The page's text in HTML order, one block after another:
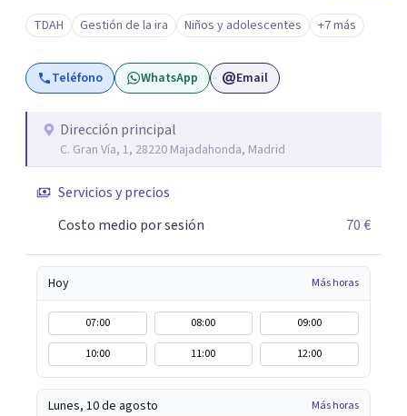
acercamos a la persona pensándola como una totalidad
mente cuerpo y emoción, a partir de lo cual se diseña una
terapia específica e individual pero que abarque e
intervenga en estos tres planos. Cada persona es única y
no ser útil para otro, por eso el primer paso es conocer a
quien tengo enfrente. Nos especializamos en niños y
la corriente cognitivo conductual, la cual tiene gran
demostración científica, así como un alto conocimiento
tercera generación.
TDAH Gestión de la ira Niños y adolescentes +7 más
Teléfono WhatsApp Email
Dirección principal
C. Gran Vía, 1, 28220 Majadahonda, Madrid
Servicios y precios
Costo medio por sesión
70 €
Hoy Más horas
07:00 08:00
09:00
10:00
11:00 12:00
Lunes, 10 de agosto Más horas